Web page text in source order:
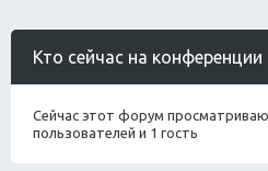
Кто сейчас на конференции
Сейчас этот форум
пользователей и 1 гость